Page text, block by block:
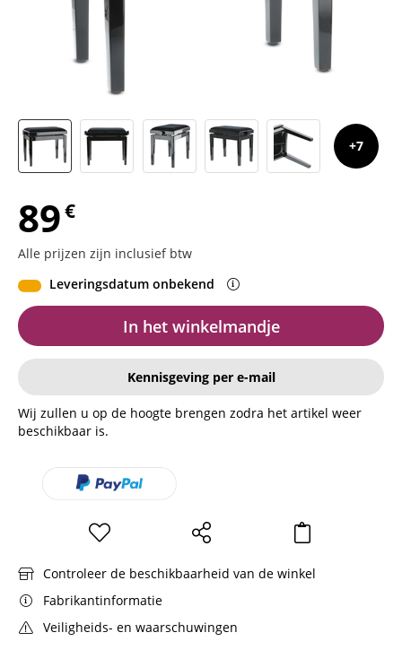
7
89€
Alle prijzen zijn inclusief btw
Leveringsdatum onbekend
In het winkelmandje
Kennisgeving per e-mail
Wij zullen u op de hoogte brengen zodra het artikel weer
beschikbaar is.
Controleer de beschikbaarheid van de winkel
Fabrikantinformatie
Veiligheids- en waarschuwingen